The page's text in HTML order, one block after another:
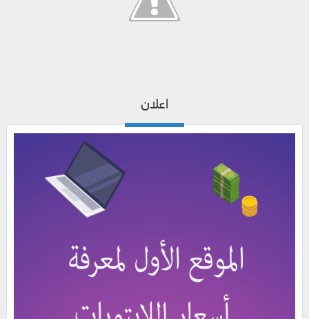
اعلان